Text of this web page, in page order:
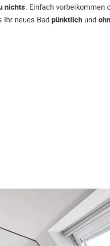
nichts. Einfach vorbeikommen
Ihr neues Badpünktlich und